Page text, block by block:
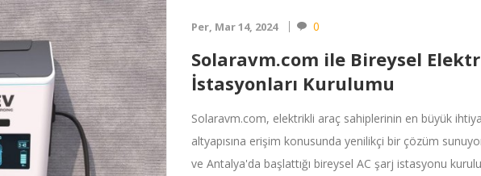
Per, Mar 14, 2024 0
Solaravm.com ile Bireysel
İstasyonları Kurulumu
Solaravm.com, elektrikli araç sahiplerinin en büyük
altyapısına erişim konusunda yenilikçi bir çözüm
ve Antalya'da başlattığı bireysel AC şarj istasyonu